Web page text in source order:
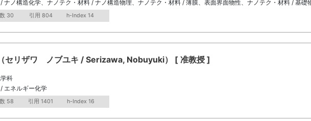
ナノ構造化学、ナノテク・材料 / ナノ構造物理、ナノテク・材料 / 薄膜、表面界面物性、ナノテク・材料 / 基礎
30 引用 804 h-Index 14
セリザワ ノブユキ / Serizawa, Nobuyuki） [ 准教授 ]
科
エネルギー化学
58 引用 1401 h-Index 16